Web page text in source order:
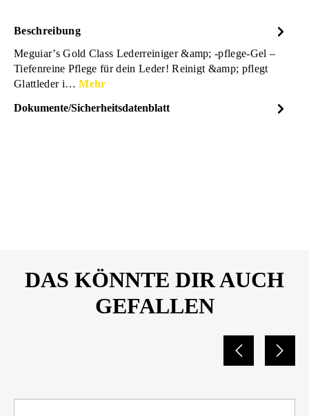
Beschreibung
Meguiar’s Gold Class Lederreiniger &amp; -pflege-Gel –
Tiefenreine Pflege für dein Leder! Reinigt &amp; pflegt
Glattleder i…Mehr
Dokumente/Sicherheitsdatenblatt
DAS KÖNNTE DIR AUCH
GEFALLEN